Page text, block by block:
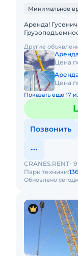
Минимальное
Аренда!
Грузоподъемность: 200
Другие
Цена
Цена
Показать еще 17
Позвонить
Обновлено
CRANES.RENT
Парк техники: